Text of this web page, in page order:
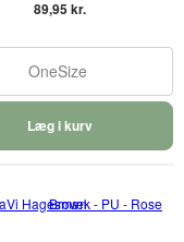
89,95 kr.
OneSize
Læg i kurv